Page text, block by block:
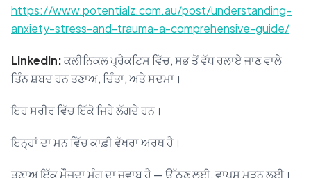
https://www.potentialz.com.au/post/understanding-
anxiety-stress-and-trauma-a-comprehensive-guide/
LinkedIn:ਕਲੀਨਿਕਲ ਪ੍ਰੈਕਟਿਸ ਵਿੱਚ, ਸਭ ਤੋਂ ਵੱਧ ਰਲਾਏ ਜਾਣ ਵਾਲੇ
ਤਿੰਨ ਸ਼ਬਦ ਹਨ ਤਣਾਅ, ਚਿੰਤਾ, ਅਤੇ ਸਦਮਾ।
ਇਹ ਸਰੀਰ ਵਿੱਚ ਇੱਕੋ ਜਿਹੇ ਲੱਗਦੇ ਹਨ।
ਇਨ੍ਹਾਂ ਦਾ ਮਨ ਵਿੱਚ ਕਾਫ਼ੀ ਵੱਖਰਾ ਅਰਥ ਹੈ।
ਤਣਾਅ ਇੱਕ ਮੌਜੂਦਾ ਮੰਗ ਦਾ ਜਵਾਬ ਹੈ — ਉੱਠਣ ਲਈ, ਵਾਪਸ ਮੁੜਨ ਲਈ।